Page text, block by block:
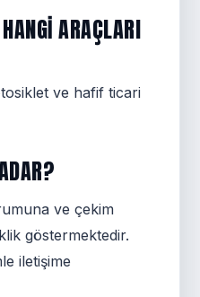
ARAÇLARI
ve hafif ticari
ve çekim
göstermektedir.
iletişime